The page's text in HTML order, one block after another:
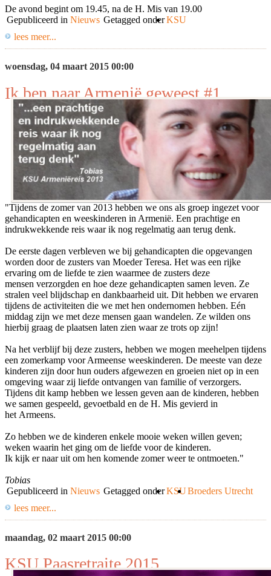
De avond begint om 19.45, na de H. Mis van 19.00
Gepubliceerd in Nieuws Getagged onderKSU
lees meer...
woensdag, 04 maart 2015 00:00
Ik ben naar Armenië geweest #1
"Tijdens de zomer van 2013 hebben we ons als groep ingezet voor
gehandicapten en weeskinderen in Armenië. Een prachtige en
indrukwekkende reis waar ik nog regelmatig aan terug denk.
De eerste dagen verbleven we bij gehandicapten die opgevangen
worden door de zusters van Moeder Teresa. Het was een rijke
ervaring om de liefde te zien waarmee de zusters deze
mensen verzorgden en hoe deze gehandicapten samen leven. Ze
stralen veel blijdschap en dankbaarheid uit. Dit hebben we ervaren
tijdens de activiteiten die we met hen ondernomen hebben. Eén
middag zijn we met deze mensen gaan wandelen. Ze wilden ons
hierbij graag de plaatsen laten zien waar ze trots op zijn!
Na het verblijf bij deze zusters, hebben we mogen meehelpen tijdens
een zomerkamp voor Armeense weeskinderen. De meeste van deze
kinderen zijn door hun ouders afgewezen en groeien niet op in een
omgeving waar zij liefde ontvangen van familie of verzorgers.
Tijdens dit kamp hebben we lessen geven aan de kinderen, hebben
we samen gespeeld, gevoetbald en de H. Mis gevierd in
het Armeens.
Zo hebben we de kinderen enkele mooie weken willen geven;
weken waarin het ging om de liefde voor de kinderen.
Ik kijk er naar uit om hen komende zomer weer te ontmoeten."
Tobias
Gepubliceerd in Nieuws Getagged onderKSUBroeders Utrecht
lees meer...
maandag, 02 maart 2015 00:00
KSU Paasretraite 2015